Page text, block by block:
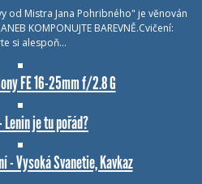
od Mistra Jana Pohribného" je věnován
KOMPONUJTE BAREVNĚ.Cvičení:
si alespoň…
FE 16-25mm f/2.8 G
Lenin je tu pořád?
Vysoká Svanetie, Kavkaz